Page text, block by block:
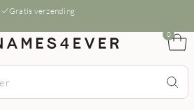
Gratis verzending
0